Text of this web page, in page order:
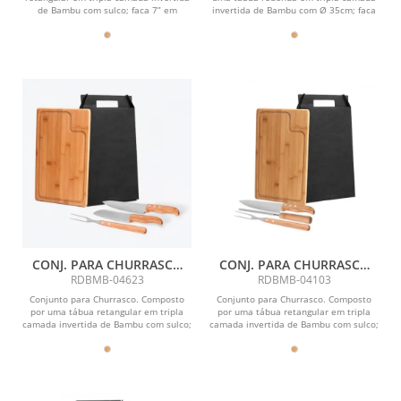
de Bambu com sulco; faca 7” em
invertida de Bambu com Ø 35cm; faca
CONJ. PARA CHURRASCO
EM BAMBU / MADEIRA /
INOX TEXAS - 4 PÇS
RDBMB-04623
Conjunto para Churrasco. Composto
por uma tábua retangular em tripla
camada invertida de Bambu com sulco;
CONJ. PARA CHURRASCO
EM BAMBU / MADEIRA /
INOX TEXAS - 4 PÇS
RDBMB-04103
Conjunto para Churrasco. Composto
por uma tábua retangular em tripla
camada invertida de Bambu com sulco;